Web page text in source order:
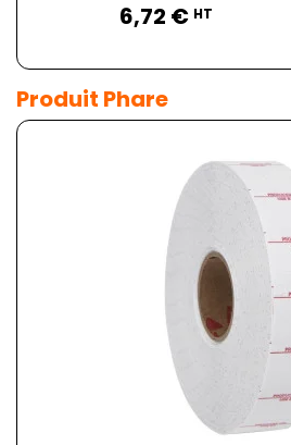
6,72 € HT
Produit Phare